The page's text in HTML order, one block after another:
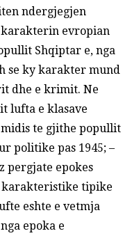
ndergjegjen
evropian
Shqiptar e, nga
se ky karakter mund
dhe e krimit. Ne
lufta e klasave
te gjithe popullit
politike pas 1945; –
pergjate epokes
karakteristike tipike
eshte e vetmja
epoka e